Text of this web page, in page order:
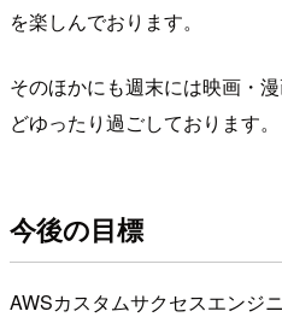
を楽しんでおります。
そのほかにも週末には映画・
どゆったり過ごしております。
今後の目標
AWSカスタムサクセスエンジ